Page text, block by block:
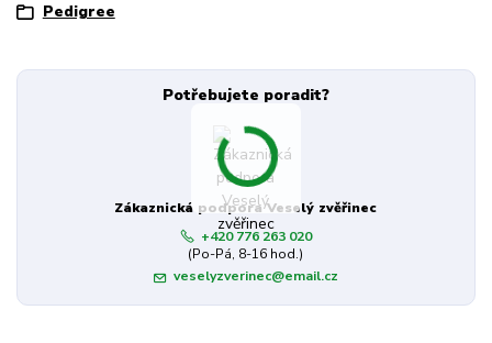
Pedigree
Potřebujete poradit?
Zákaznická podpora Veselý zvěřinec
+420 776 263 020
(Po-Pá, 8-16 hod.)
veselyzverinec@email.cz